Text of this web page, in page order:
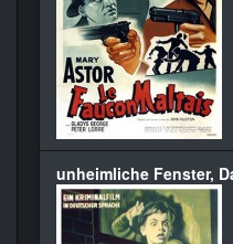
unheimliche Fenster,